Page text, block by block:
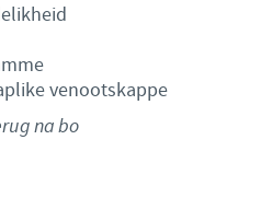
venootskappe
na bo